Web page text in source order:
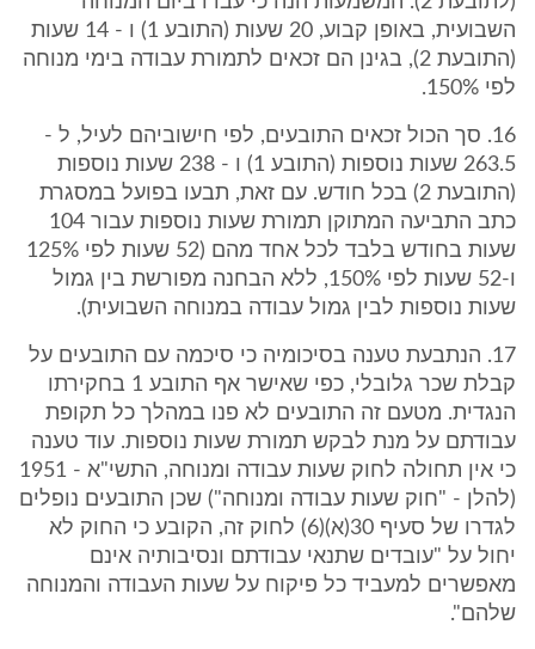
השבועית, באופן קבוע, 20 שעות (התובע 1) ו - 14 שעות
(התובעת 2), בגינן הם זכאים לתמורת עבודה בימי מנוחה
לפי 150%.
16. סך הכול זכאים התובעים, לפי חישוביהם לעיל, ל -
263.5 שעות נוספות (התובע 1) ו - 238 שעות נוספות
(התובעת 2) בכל חודש. עם זאת, תבעו בפועל במסגרת
כתב התביעה המתוקן תמורת שעות נוספות עבור 104
שעות בחודש בלבד לכל אחד מהם (52 שעות לפי 125%
ו-52 שעות לפי 150%, ללא הבחנה מפורשת בין גמול
שעות נוספות לבין גמול עבודה במנוחה השבועית).
17. הנתבעת טענה בסיכומיה כי סיכמה עם התובעים על
קבלת שכר גלובלי, כפי שאישר אף התובע 1 בחקירתו
הנגדית. מטעם זה התובעים לא פנו במהלך כל תקופת
עבודתם על מנת לבקש תמורת שעות נוספות. עוד טענה
כי אין תחולה לחוק שעות עבודה ומנוחה, התשי"א - 1951
(להלן - "חוק שעות עבודה ומנוחה") שכן התובעים נופלים
לגדרו של סעיף 30(א)(6) לחוק זה, הקובע כי החוק לא
יחול על "עובדים שתנאי עבודתם ונסיבותיה אינם
מאפשרים למעביד כל פיקוח על שעות העבודה והמנוחה
שלהם".